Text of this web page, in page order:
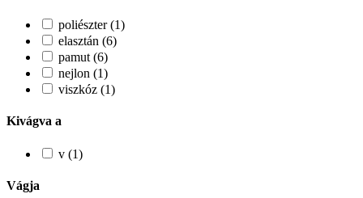
poliészter (1)
elasztán (6)
pamut (6)
nejlon (1)
viszkóz (1)
Kivágva a
v (1)
Vágja